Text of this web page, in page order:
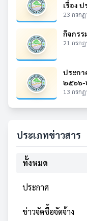
เรื่อง
23 กรก
กิจกรร
21 กรก
ประก
๒๕๖๖-
13 กรก
ประเภทข่าวสาร
ทั้งหมด
ประกาศ
ข่าวจัดซื้อจัดจ้าง